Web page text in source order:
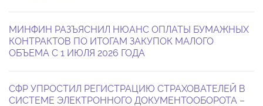
МИНФИН РАЗЪЯСНИЛ НЮАНС ОПЛАТЫ БУМАЖНЫХ
КОНТРАКТОВ ПО ИТОГАМ ЗАКУПОК МАЛОГО
ОБЪЕМА С 1 ИЮЛЯ 2026 ГОДА
СФР УПРОСТИЛ РЕГИСТРАЦИЮ СТРАХОВАТЕЛЕЙ В
СИСТЕМЕ ЭЛЕКТРОННОГО ДОКУМЕНТООБОРОТА –